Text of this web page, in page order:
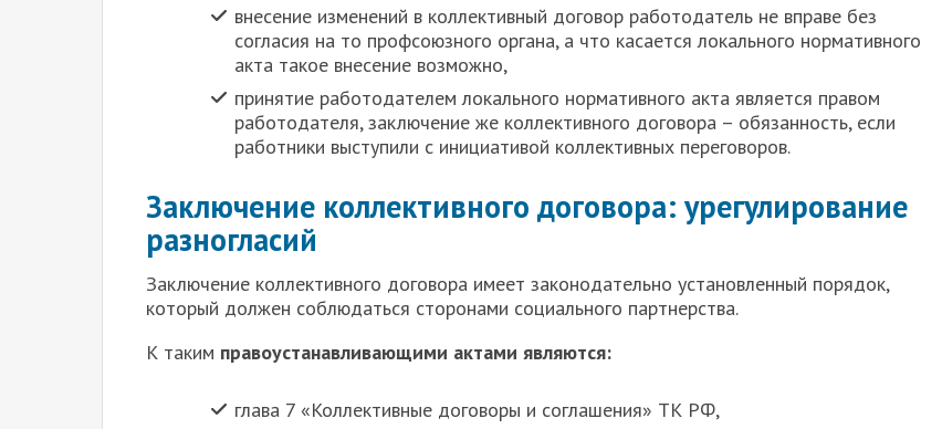
внесение изменений в коллективный договор работодатель не вправе без
согласия на то профсоюзного органа, а что касается локального нормативного
акта такое внесение возможно,
принятие работодателем локального нормативного акта является правом
работодателя, заключение же коллективного договора – обязанность, если
работники выступили с инициативой коллективных переговоров.
Заключение коллективного договора: урегулирование
разногласий
Заключение коллективного договора имеет законодательно установленный порядок,
который должен соблюдаться сторонами социального партнерства.
К таким правоустанавливающими актами являются:
глава 7 «Коллективные договоры и соглашения» ТК РФ,